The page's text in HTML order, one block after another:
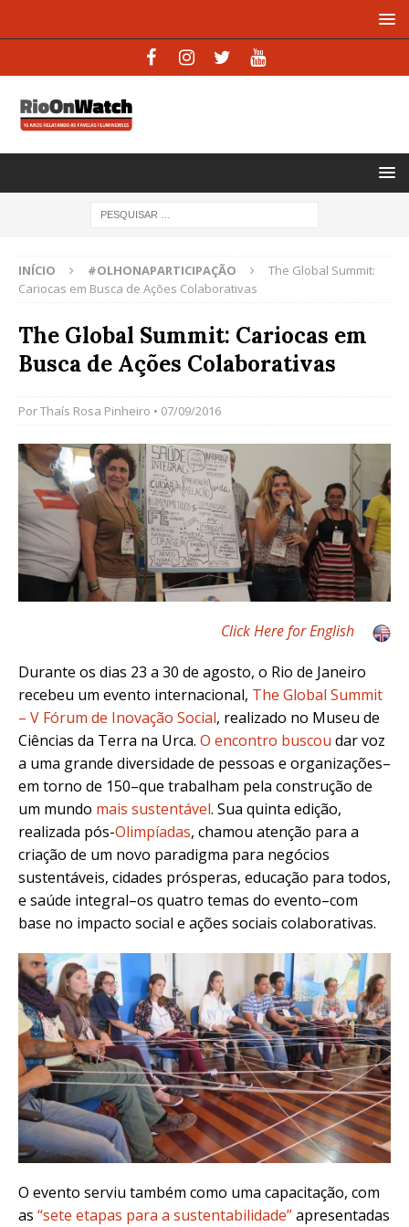
INÍCIO #OLHONAPARTICIPAÇÃO
The Global Summit:
Cariocas em Busca de Ações Colaborativas
The Global Summit: Cariocas em
Busca de Ações Colaborativas
PorThaís Rosa Pinheiro • 07/09/2016
Click Here for English
Durante os dias 23 a 30 de agosto, o Rio de Janeiro
recebeu um evento internacional, The Global Summit
– V Fórum de Inovação Social, realizado no Museu de
Ciências da Terra na Urca. O encontro buscou dar voz
a uma grande diversidade de pessoas e organizações–
em torno de 150–que trabalham pela construção de
um mundo mais sustentável. Sua quinta edição,
realizada pós-Olimpíadas, chamou atenção para a
criação de um novo paradigma para negócios
sustentáveis, cidades prósperas, educação para todos,
e saúde integral–os quatro temas do evento–com
base no impacto social e ações sociais colaborativas.
O evento serviu também como uma capacitação, com
as “sete etapas para a sustentabilidade”apresentadas